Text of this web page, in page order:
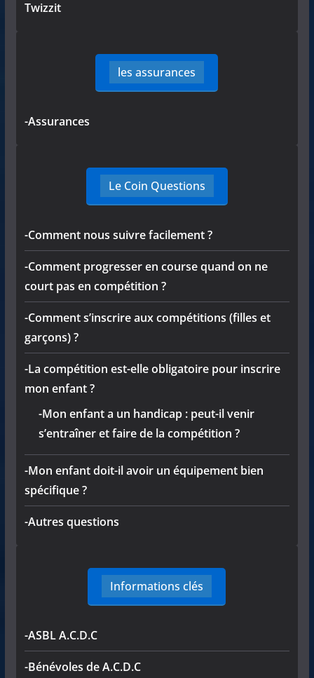
Twizzit
les assurances
-Assurances
Le Coin Questions
-Comment nous suivre facilement ?
-Comment progresser en course quand on ne
court pas en compétition ?
-Comment s’inscrire aux compétitions (filles et
garçons) ?
-La compétition est-elle obligatoire pour inscrire
mon enfant ?
-Mon enfant a un handicap : peut-il venir
s’entraîner et faire de la compétition ?
-Mon enfant doit-il avoir un équipement bien
spécifique ?
-Autres questions
Informations clés
-ASBL A.C.D.C
-Bénévoles de A.C.D.C